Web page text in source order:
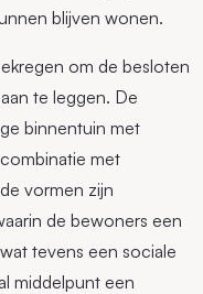
blijven wonen.
om de besloten
te leggen. De
binnentuin met
met
vormen zijn
de bewoners een
tevens een sociale
middelpunt een